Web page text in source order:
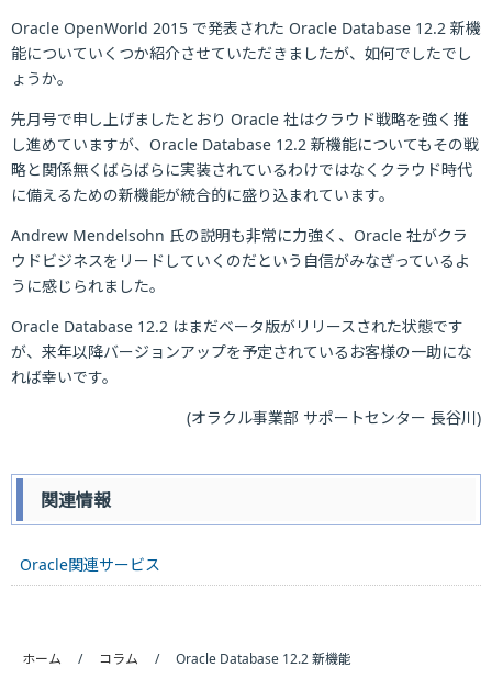
Oracle OpenWorld 2015 で発表された Oracle Database 12.2 新機
能についていくつか紹介させていただきましたが、如何でしたでし
ょうか。
先月号で申し上げましたとおり Oracle 社はクラウド戦略を強く推
し進めていますが、Oracle Database 12.2 新機能についてもその戦
略と関係無くばらばらに実装されているわけではなくクラウド時代
に備えるための新機能が統合的に盛り込まれています。
Andrew Mendelsohn 氏の説明も非常に力強く、Oracle 社がクラ
ウドビジネスをリードしていくのだという自信がみなぎっているよ
うに感じられました。
Oracle Database 12.2 はまだベータ版がリリースされた状態です
が、来年以降バージョンアップを予定されているお客様の一助にな
れば幸いです。
(オラクル事業部 サポートセンター 長谷川)
関連情報
Oracle関連サービス
ホーム コラム
Oracle Database 12.2 新機能